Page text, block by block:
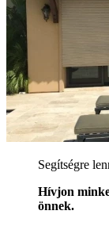
Segítségre
Hívjon
önnek.